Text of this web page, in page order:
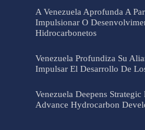
A Venezuela Aprofunda A
Impulsionar O
Hidrocarbonetos
Venezuela Profundiza Su
Impulsar El Desarrollo De
Venezuela Deepens Strategic
Advance Hydrocarbon